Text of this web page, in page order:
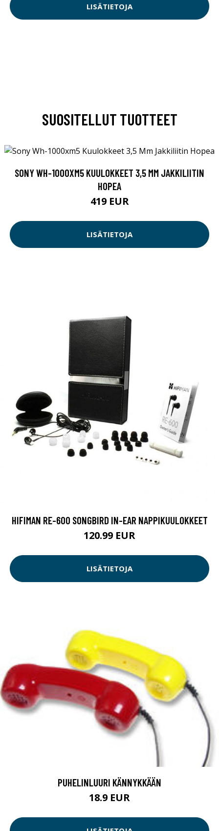
LISÄTIETOJA
SUOSITELLUT TUOTTEET
SONY WH-1000XM5 KUULOKKEET 3,5 MM JAKKILIITIN
HOPEA
419 EUR
LISÄTIETOJA
HIFIMAN RE-600 SONGBIRD IN-EAR NAPPIKUULOKKEET
120.99 EUR
LISÄTIETOJA
PUHELINLUURI KÄNNYKKÄÄN
18.9 EUR